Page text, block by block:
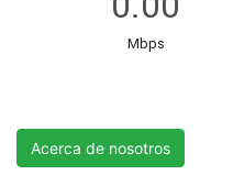
Acerca de nosotros